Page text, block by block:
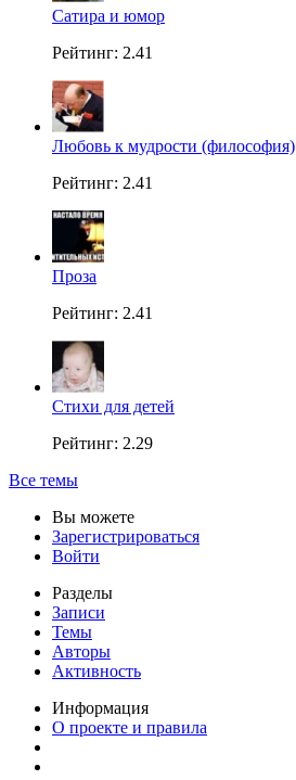
Сатира и юмор
Рейтинг: 2.41
Любовь к мудрости (философия)
Рейтинг: 2.41
Проза
Рейтинг: 2.41
Стихи для детей
Рейтинг: 2.29
Все темы
Вы можете
Зарегистрироваться
Войти
Разделы
Записи
Темы
Авторы
Активность
Информация
О проекте и правила